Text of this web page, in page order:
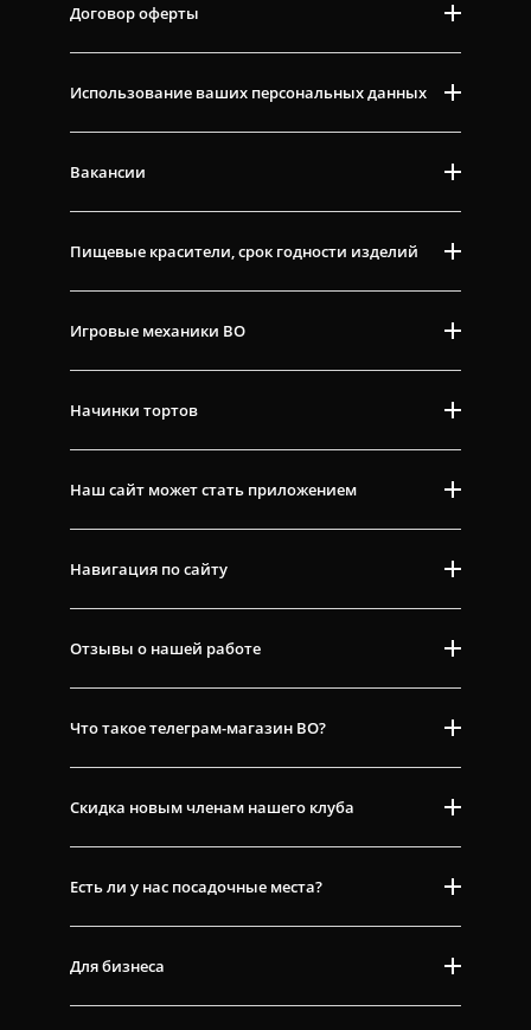
Договор оферты
Использование ваших персональных данных
Вакансии
Пищевые красители, срок годности изделий
Игровые механики ВО
Начинки тортов
Наш сайт может стать приложением
Навигация по сайту
Отзывы о нашей работе
Что такое телеграм-магазин ВО?
Скидка новым членам нашего клуба
Есть ли у нас посадочные места?
Для бизнеса